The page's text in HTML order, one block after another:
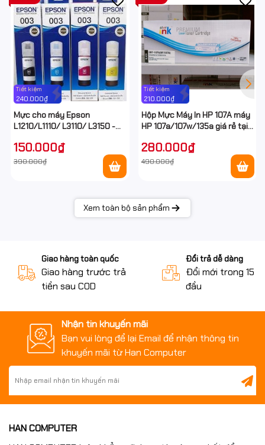
Tiết kiệm
240.000₫
Mực cho máy Epson
L1210/L1110/ L3110/ L3150 -
150.000₫
390.000₫
Tiết kiệm
210.000₫
Hộp Mực Máy In HP 107A máy
HP 107a/107w/135a giá rẻ tại
280.000₫
490.000₫
Xem toàn bộ sản phẩm
Giao hàng toàn quốc
Giao hàng trước trả
tiền sau COD
Đổi trả dễ dàng
Đổi mới trong 15
đầu
Nhận tin khuyến mãi
Bạn vui lòng để lại Email để nhận thông tin
khuyến mãi từ Han Computer
HAN COMPUTER